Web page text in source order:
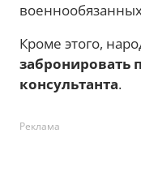
Кроме этого,
забронировать
консультанта.
Реклама